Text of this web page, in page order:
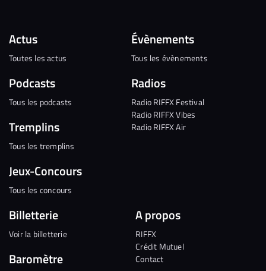
Actus
Toutes les actus
Podcasts
Tous les podcasts
Tremplins
Tous les tremplins
Jeux-Concours
Tous les concours
Évènements
Tous les évènements
Radios
Radio RIFFX Festival
Radio RIFFX Vibes
Radio RIFFX Air
Billetterie
Voir la billetterie
Baromètre
A propos
RIFFX
Crédit Mutuel
Contact